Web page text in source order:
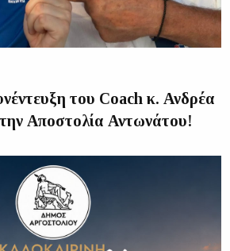
του Coach κ. Ανδρέα
Αποστολία Αντωνάτου!